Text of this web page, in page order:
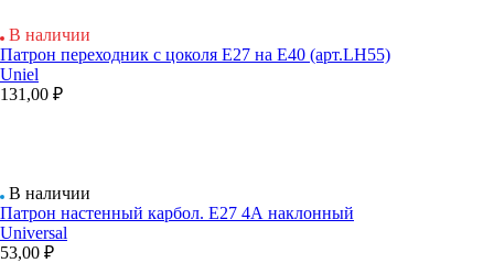
В наличии
Патрон переходник с цоколя Е27 на Е40 (арт.LH55)
Uniel
131,00 ₽
В наличии
Патрон настенный карбол. Е27 4А наклонный
Universal
53,00 ₽